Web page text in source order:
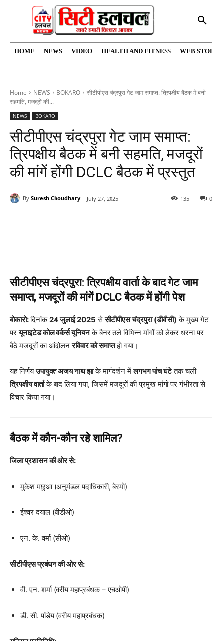
HOME NEWS VIDEO HEALTH AND FITNESS WEB
Home NEWS BOKARO
सीटीपीएस चंद्रपुरा गेट जाम समाप्त: त्रिपक्षीय बैठक में बनी
सहमति, मजदूरों की...
NEWS BOKARO
सीटीपीएस चंद्रपुरा गेट जाम समाप्त:
त्रिपक्षीय बैठक में बनी सहमति, मजदूरों
की मांगें होंगी DCLC बैठक में प्रस्तुत
By Suresh Choudhary July 27, 2025 0
135
सीटीपीएस चंद्रपुरा: त्रिपक्षीय वार्ता के बाद गेट जाम
समाप्त, मजदूरों की मांगें DCLC बैठक में होंगी पेश
बोकारो:दिनांक 24 जुलाई 2025 सेसीटीपीएस चंद्रपुरा (डीवीसी) के मुख्य गेट
परयूनाइटेड कोल वर्कर्स यूनियनके बैनर तले विभिन्न मांगों को लेकर धरना पर
बैठे मजदूरों का आंदोलनरविवार को समाप्तहो गया।
यह निर्णयउपायुक्त अजय नाथ झाके मार्गदर्शन मेंलगभग पांच घंटेतक चली
त्रिपक्षीय वार्ताके बाद लिया गया, जिसमें मजदूरों की प्रमुख मांगों पर गंभीरता से
विचार किया गया।
बैठक में कौन-कौन रहे शामिल?
जिला प्रशासन की ओर से:
मुकेश मछुआ (अनुमंडल पदाधिकारी, बेरमो)
ईश्वर दयाल (बीडीओ)
एन. के. वर्मा (सीओ)
सीटीपीएस प्रबंधन की ओर से:
वी. एन. शर्मा (वरीय महाप्रबंधक – एचओपी)
डी. सी. पांडेय (वरीय महाप्रबंधक)